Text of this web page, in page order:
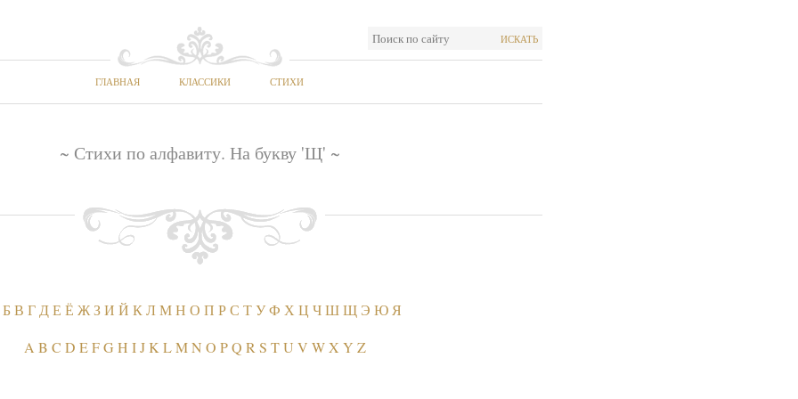
ИСКАТЬ
ГЛАВНАЯ КЛАССИКИ СТИХИ
~ Стихи по алфавиту. На букву 'Щ' ~
БВ Г ДЕ Ё ЖЗИ Й К ЛМН О П РС ТУФ Х Ц ЧШЩ Э Ю Я
A B C D EFG H IJK LMN O PQ R S TU V WX Y Z